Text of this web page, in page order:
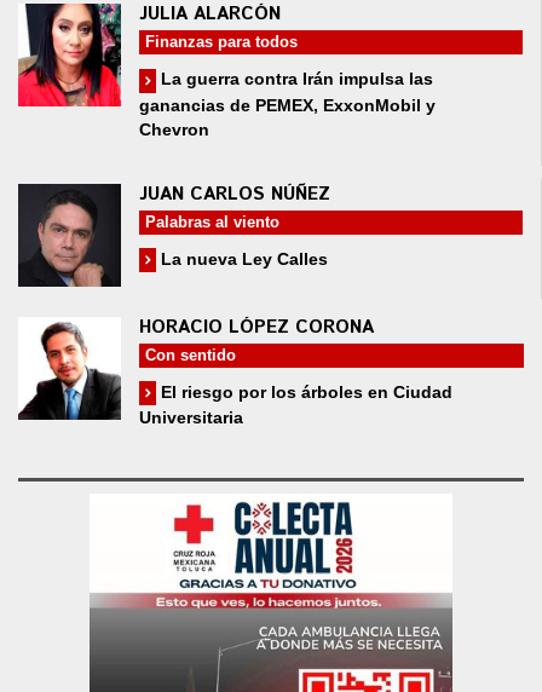
JULIA ALARCÓN
Finanzas para todos
La guerra contra Irán impulsa las
ganancias de PEMEX, ExxonMobil y
Chevron
JUAN CARLOS NÚÑEZ
Palabras al viento
La nueva Ley Calles
HORACIO LÓPEZ CORONA
Con sentido
El riesgo por los árboles en Ciudad
Universitaria